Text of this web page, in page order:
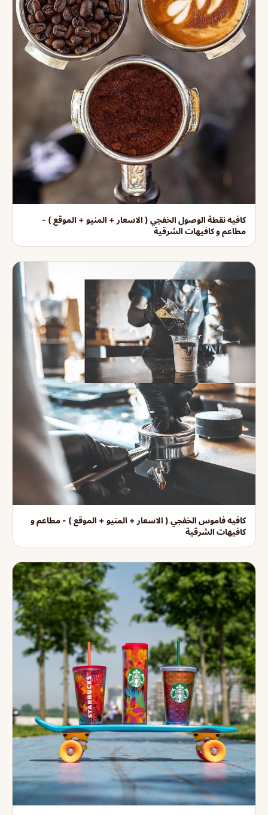
كافيه نقطة الوصول الخفجي ( الاسعار + المنيو + الموقع ) -
مطاعم و كافيهات الشرقية
كافيه فاموس الخفجي ( الاسعار + المنيو + الموقع ) - مطاعم و
كافيهات الشرقية